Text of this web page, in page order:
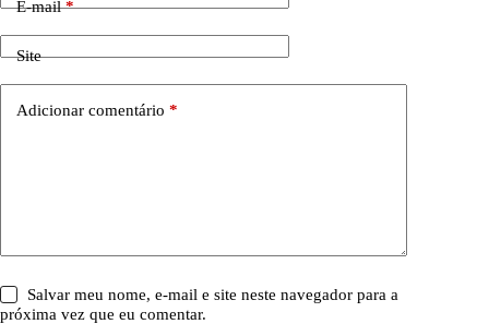
E-mail*
Site
Adicionar comentário *
Salvar meu nome, e-mail e site neste navegador para a
próxima vez que eu comentar.